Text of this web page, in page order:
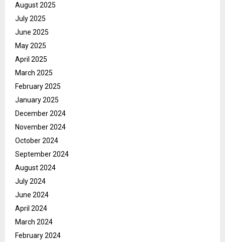
August 2025
July 2025
June 2025
May 2025
April 2025
March 2025
February 2025
January 2025
December 2024
November 2024
October 2024
September 2024
August 2024
July 2024
June 2024
April 2024
March 2024
February 2024